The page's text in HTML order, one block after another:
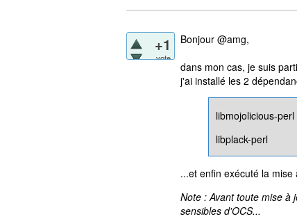
+1
vote
Bonjour @amg,
dans mon cas, je suis
j'ai installé les 2
libmojolicious-perl
libplack-perl
...et enfin exécuté la mise
Note : Avant toute mise à
sensibles d'OCS...